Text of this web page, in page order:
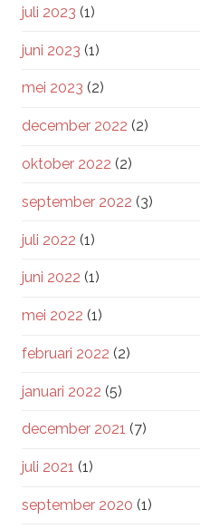
juli 2023 (1)
juni 2023 (1)
mei 2023 (2)
december 2022 (2)
oktober 2022 (2)
september 2022 (3)
juli 2022 (1)
juni 2022 (1)
mei 2022 (1)
februari 2022 (2)
januari 2022 (5)
december 2021 (7)
juli 2021 (1)
september 2020 (1)